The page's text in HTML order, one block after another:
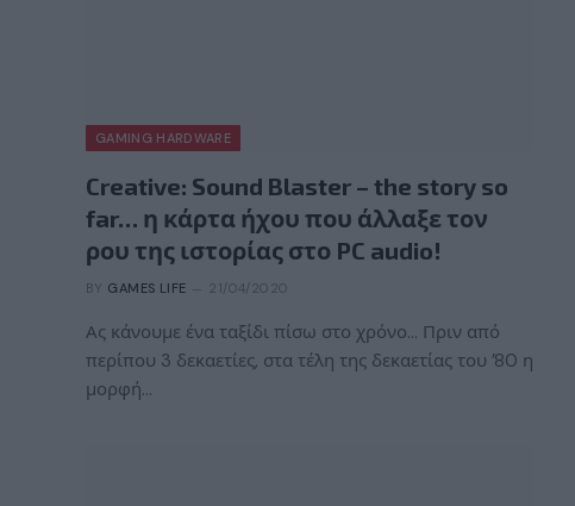
GAMING HARDWARE
Creative: Sound Blaster – the story so
far… η κάρτα ήχου που άλλαξε τον
ρου της ιστορίας στο PC audio!
BY GAMES LIFE 21/04/2020
Ας κάνουμε ένα ταξίδι πίσω στο χρόνο… Πριν από
περίπου 3 δεκαετίες, στα τέλη της δεκαετίας του ’80 η
μορφή…